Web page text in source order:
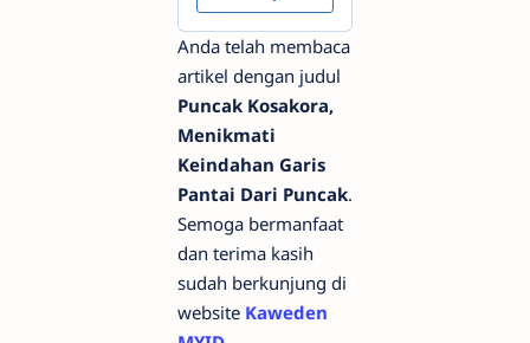
Anda telah membaca
artikel dengan judul
Puncak Kosakora,
Menikmati
Keindahan Garis
Pantai Dari Puncak.
Semoga bermanfaat
dan terima kasih
sudah berkunjung di
website Kaweden